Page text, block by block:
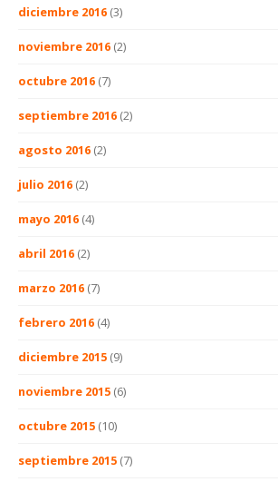
diciembre 2016 (3)
noviembre 2016 (2)
octubre 2016 (7)
septiembre 2016 (2)
agosto 2016 (2)
julio 2016 (2)
mayo 2016 (4)
abril 2016 (2)
marzo 2016 (7)
febrero 2016 (4)
diciembre 2015 (9)
noviembre 2015 (6)
octubre 2015 (10)
septiembre 2015 (7)